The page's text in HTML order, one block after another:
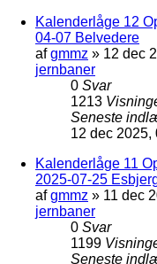
Kalenderlåge 12
04-07 Belvedere
afgmmz » 12 dec
jernbaner
0 Svar
1213
Seneste
12 dec 2025,
Kalenderlåge 11
2025-07-25
afgmmz » 11 dec
jernbaner
0 Svar
1199
Seneste